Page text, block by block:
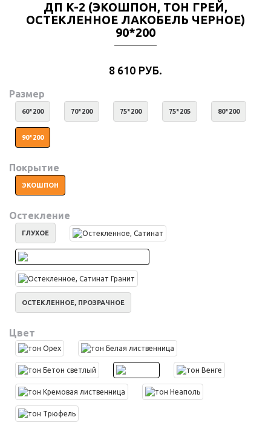
ДП K-2 (ЭКОШПОН, ТОН ГРЕЙ,
ОСТЕКЛЕННОЕ ЛАКОБЕЛЬ ЧЕРНОЕ)
90*200
8 610 РУБ.
Размер
60*200 70*200 75*200 75*205 80*200
90*200
Покрытие
ЭКОШПОН
Остекление
ГЛУХОЕ
ОСТЕКЛЕННОЕ, ПРОЗРАЧНОЕ
Цвет